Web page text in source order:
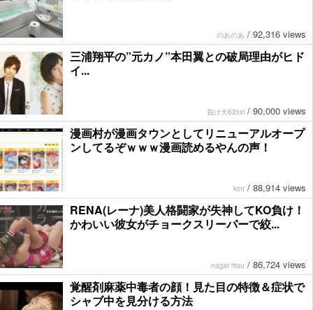
のあのあ / 92,316 views
三浦翔平の”元カノ”本田翼との破局理由がヒド
イ...
負け犬62xxi / 90,000 views
漫画村が漫画タウンとしてリニューアルオープ
ンしてるぞｗｗｗ漫画読めるやんの声！
kint / 88,914 views
RENA(レーナ)美人格闘家が失神してKO負け！
かわいい彼女がチョークスリーパーで絞...
nagai ritsu / 86,724 views
覚醒剤麻薬中毒者の顔！見た目の特徴＆症状で
シャブ中を見分ける方法